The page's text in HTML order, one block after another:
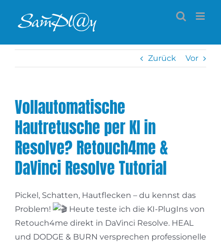
Inhalt
Zurück Vor
Vollautomatische
Hautretusche per KI in
Resolve? Retouch4me &
DaVinci Resolve Tutorial
Pickel, Schatten, Hautflecken – du kennst das
Problem!
Heute teste ich die KI-PlugIns von
Retouch4me direkt in DaVinci Resolve. HEAL
und DODGE & BURN versprechen professionelle